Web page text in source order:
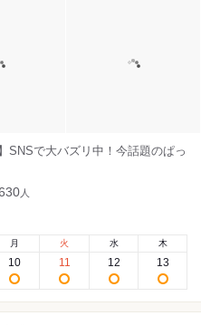
SNSで大バズリ中！今話題のぱっ
人
月
10
火
11
水
12
木
13